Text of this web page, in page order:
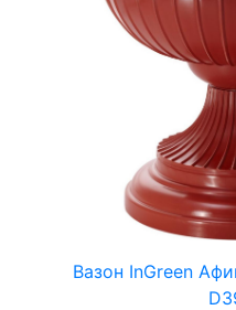
Вазон InGreen